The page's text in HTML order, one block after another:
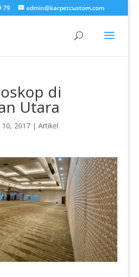
79 admin@karpetcustom.com
di
Utara
10, 2017| Artikel